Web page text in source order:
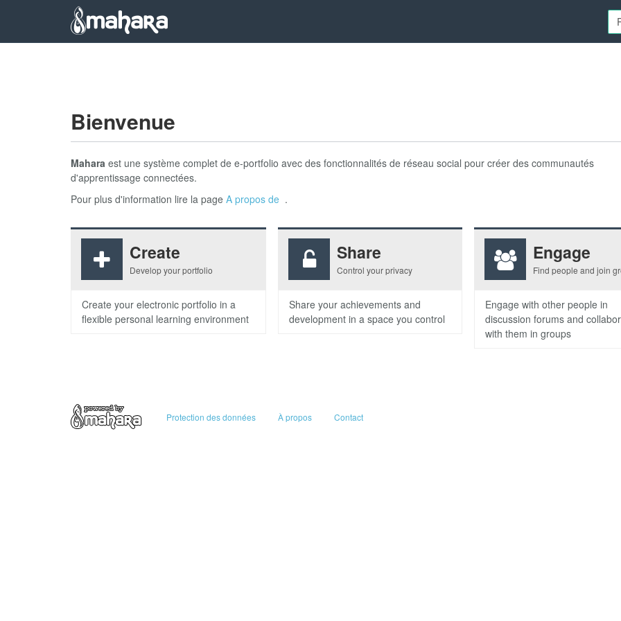
Skip to main content
Bienvenue
Mahara est une système complet de e-portfolio avec des fonctionnalités de réseau social pour créer des communautés
d'apprentissage connectées.
Pour plus d'information lire la page A propos de .
Create
Develop your portfolio
Create your electronic portfolio in a
flexible personal learning environment
Share
Control your privacy
Share your achievements and
development in a space you control
Engage
Find people and join
Engage with other people in
discussion forums and
with them in groups
Protection des données À propos Contact